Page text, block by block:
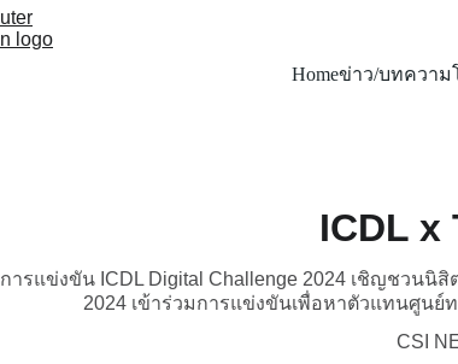
Homeข่าว/บทความ
ICDL x
การแข่งขัน ICDL Digital Challenge 2024 เชิญชวนนิ
2024 เข้าร่วมการแข่งขันเพื่อหาตัวแทนศูนย์
CSI